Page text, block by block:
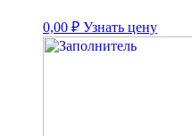
0,00 ₽ Узнать цену